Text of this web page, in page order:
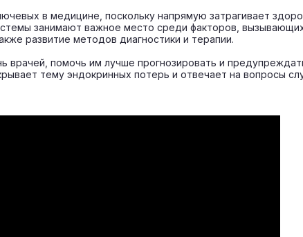
в медицине, поскольку напрямую затрагивает
занимают важное место среди факторов,
развитие методов диагностики и терапии.
врачей, помочь им лучше прогнозировать и
тему эндокринных потерь и отвечает на вопросы